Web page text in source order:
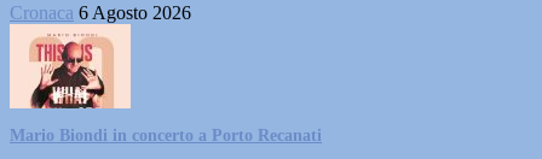
Cronaca 6 Agosto 2026
Mario Biondi in concerto a Porto Recanati